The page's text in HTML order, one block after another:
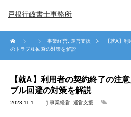
戸根行政書士事務所
事業経営 運営支援
【就A】
のトラブル回避の対策を解説
【就A】利用者の契約終了の注
ブル回避の対策を解説
2023.11.1 事業経営 運営支援